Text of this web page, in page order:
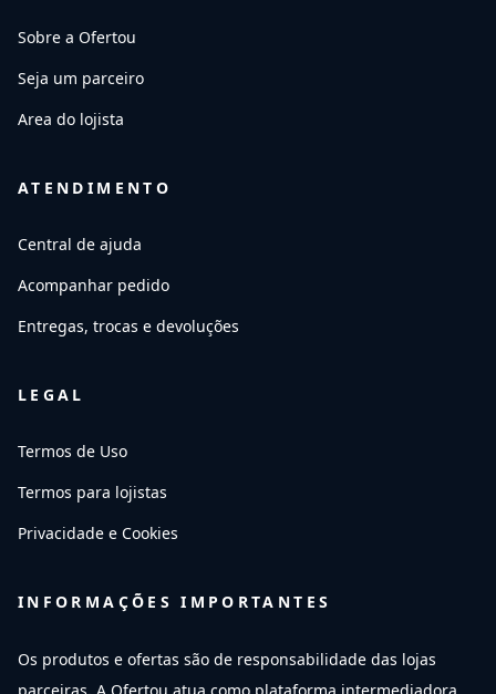
Sobre a Ofertou
Seja um parceiro
Area do lojista
ATENDIMENTO
Central de ajuda
Acompanhar pedido
Entregas, trocas e devoluções
LEGAL
Termos de Uso
Termos para lojistas
Privacidade e Cookies
INFORMAÇÕES IMPORTANTES
Os produtos e ofertas são de responsabilidade das lojas